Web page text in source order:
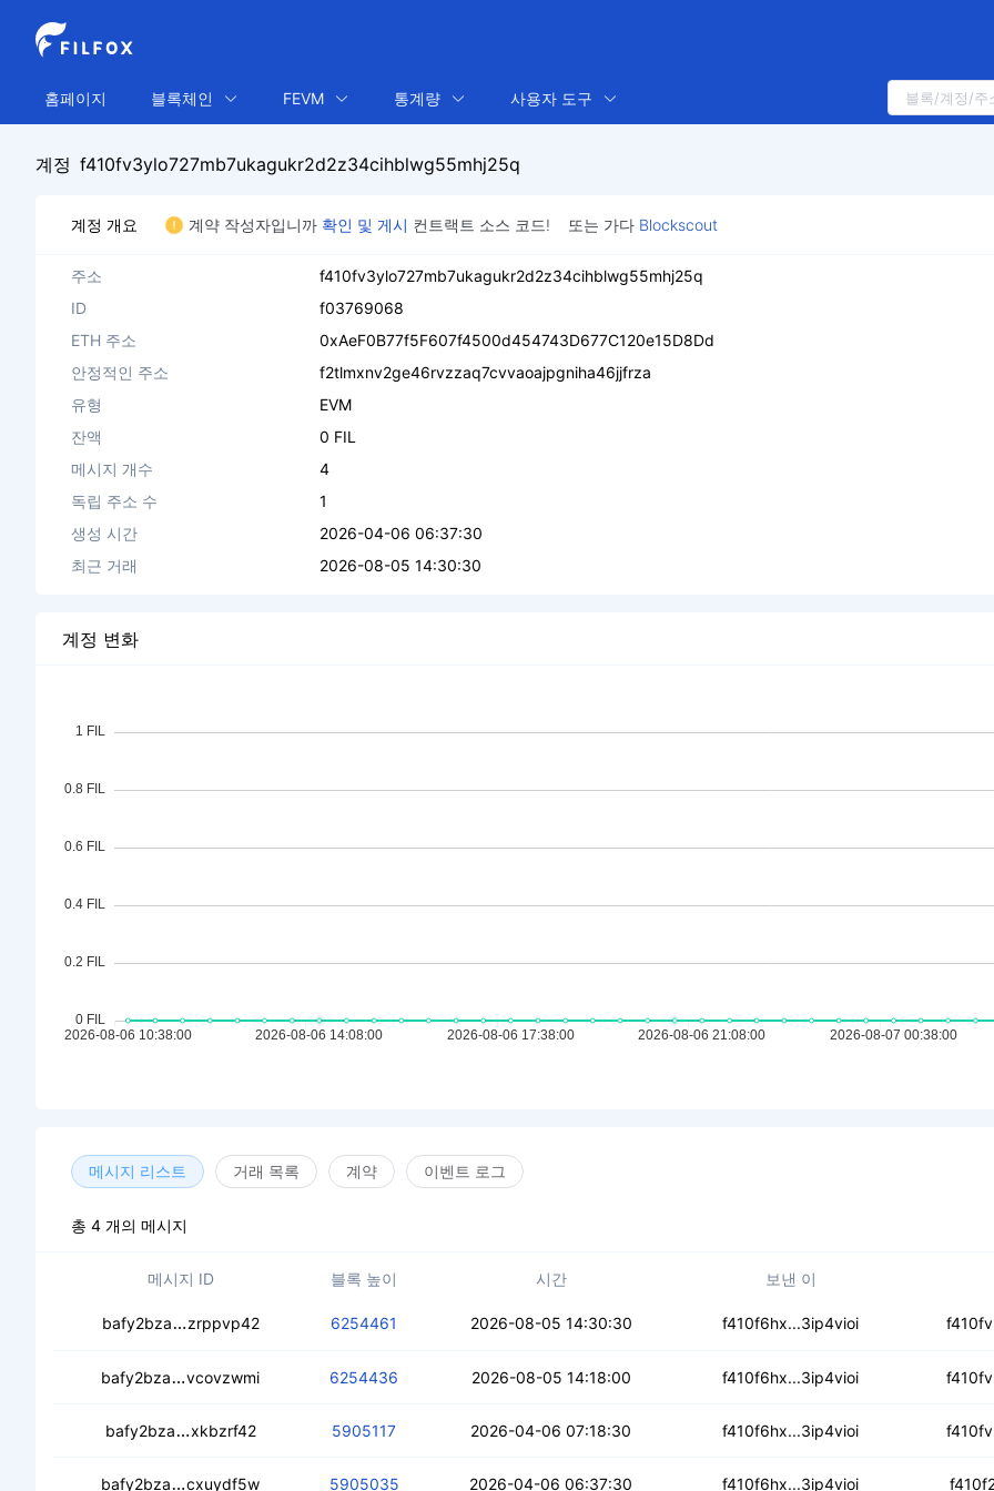
홈페이지 블록체인 FEVM 통계량 사용자 도구
계정 f410fv3ylo727mb7ukagukr2d2z34cihblwg55mhj25q
계정 개요 계약 작성자입니까 확인 및 게시 컨트랙트 소스 코드! 또는 가다 Blockscout
주소
f410fv3ylo727mb7ukagukr2d2z34cihblwg55mhj25q
ID
f03769068
ETH 주소
0xAeF0B77f5F607f4500d454743D677C120e15D8Dd
안정적인 주소
f2tlmxnv2ge46rvzzaq7cvvaoajpgniha46jjfrza
유형
EVM
잔액
0 FIL
메시지 개수
4
독립 주소 수
1
생성 시간
2026-04-06 06:37:30
최근 거래
2026-08-05 14:30:30
계정 변화
메시지 리스트 거래 목록 계약 이벤트 로그
총 4 개의 메시지
메시지 ID 블록 높이 시간 보낸 이
bafy2bza ceblufb2duwtqucaa4p2fwvantj6jq6em3ujqtutqgqusu
zrppvp42 6254461 2026-08-05 14:30:30 f410f6hx...3ip4vioi
bafy2bza cecc56huqhmnhsvvsangkh55dkwwsk7qofw4a4fygv24fo
vcovzwmi 6254436 2026-08-05 14:18:00 f410f6hx...3ip4vioi
bafy2bza cedcawgpslz4hwjiphh6cy4apyflsirq5oo45lp4s6r4mu
xkbzrf42 5905117 2026-04-06 07:18:30 f410f6hx...3ip4vioi
bafy2bza cecn3fozjd3qi2wp2ja4jdjdyd5p63agvxdt2farvtdybg
cxuydf5w 5905035 2026-04-06 06:37:30 f410f6hx...3ip4vioi